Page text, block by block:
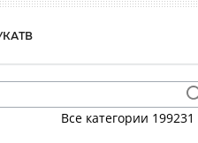
ТВ
Все категории 199231